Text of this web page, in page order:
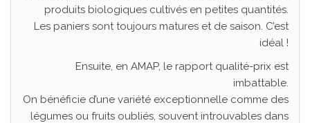
produits biologiques cultivés en petites quantités.
Les paniers sont toujours matures et de saison. C’est
idéal !
Ensuite, en AMAP, le rapport qualité-prix est
imbattable.
On bénéficie d’une variété exceptionnelle comme des
légumes ou fruits oubliés, souvent introuvables dans